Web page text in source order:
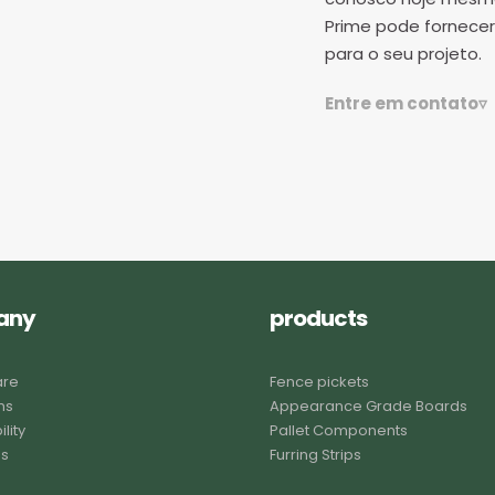
Prime pode
para o seu projeto.
Entre em contato▿
products
Fence pickets
Appearance Grade Boards
Pallet Components
Furring Strips